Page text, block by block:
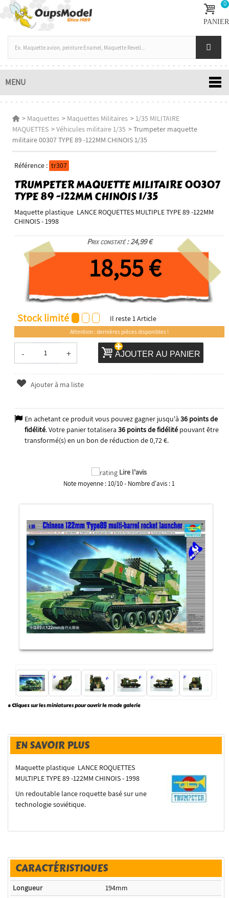
0
PANIER
MENU
> Maquettes > Maquettes Militaires >1/35 MILITAIRE
MAQUETTES >Véhicules militaire 1/35 >Trumpeter maquette
militaire 00307 TYPE 89 -122MM CHINOIS 1/35
Référence : tr307
TRUMPETER MAQUETTE MILITAIRE 00307
TYPE 89 -122MM CHINOIS 1/35
Maquette plastique LANCE ROQUETTES MULTIPLE TYPE 89 -122MM
CHINOIS - 1998
Prix constaté : 24,99 €
18,55 €
Stock limité Il reste1Article
Attention : dernières pièces disponibles !
- + AJOUTER AU PANIER
Ajouter à ma liste
En achetant ce produit vous pouvez gagner jusqu'à 36points de
fidélité. Votre panier totalisera 36points de fidélitépouvant être
transformé(s) en un bon de réduction de0,72 €.
Lire l'avis
Note moyenne :10/10- Nombre d'avis :1
* Cliquez sur les miniatures pour ouvrir le mode galerie
EN SAVOIR PLUS
Maquette plastique LANCE ROQUETTES
MULTIPLE TYPE 89 -122MM CHINOIS - 1998
Un redoutable lance roquette basé sur une
technologie soviétique.
CARACTÉRISTIQUES
Longueur
194mm